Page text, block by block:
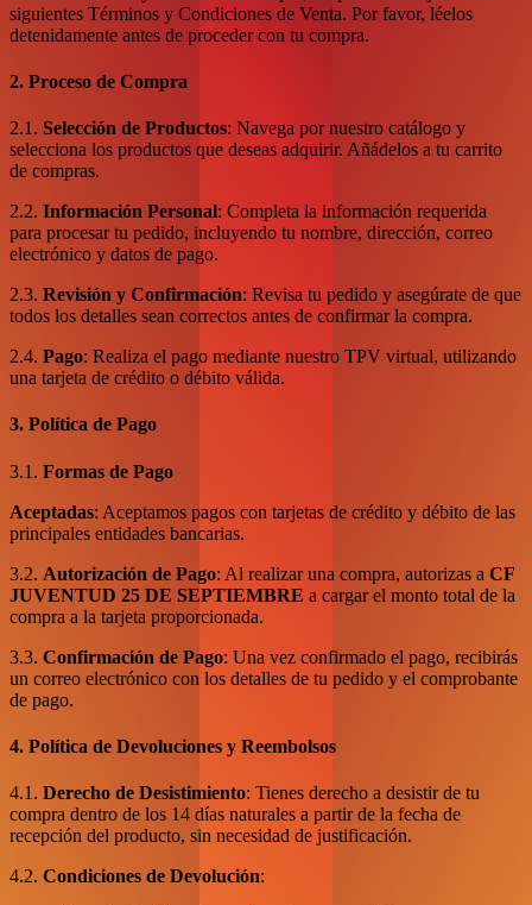
siguientes Términos y Condiciones de Venta. Por favor, léelos
detenidamente antes de proceder con tu compra.
2. Proceso de Compra
2.1. Selección de Productos: Navega por nuestro catálogo y
selecciona los productos que deseas adquirir. Añádelos a tu carrito
de compras.
2.2. Información Personal: Completa la información requerida
para procesar tu pedido, incluyendo tu nombre, dirección, correo
electrónico y datos de pago.
2.3. Revisión y Confirmación: Revisa tu pedido y asegúrate de que
todos los detalles sean correctos antes de confirmar la compra.
2.4. Pago: Realiza el pago mediante nuestro TPV virtual, utilizando
una tarjeta de crédito o débito válida.
3. Política de Pago
3.1. Formas de Pago
Aceptadas: Aceptamos pagos con tarjetas de crédito y débito de las
principales entidades bancarias.
3.2. Autorización de Pago: Al realizar una compra, autorizas a CF
JUVENTUD 25 DE SEPTIEMBRE a cargar el monto total de la
compra a la tarjeta proporcionada.
3.3. Confirmación de Pago: Una vez confirmado el pago, recibirás
un correo electrónico con los detalles de tu pedido y el comprobante
de pago.
4. Política de Devoluciones y Reembolsos
4.1. Derecho de Desistimiento: Tienes derecho a desistir de tu
compra dentro de los 14 días naturales a partir de la fecha de
recepción del producto, sin necesidad de justificación.
4.2. Condiciones de Devolución: